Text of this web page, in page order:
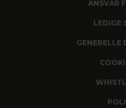
ANSVAR
LEDIGE
GENERELLE